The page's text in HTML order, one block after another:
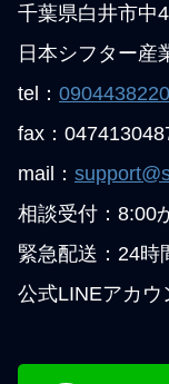
千葉県白井市中
日本シフター産
tel：
fax：
mail：
相談受付：8:00
緊急配送：24時
公式LINEアカウ